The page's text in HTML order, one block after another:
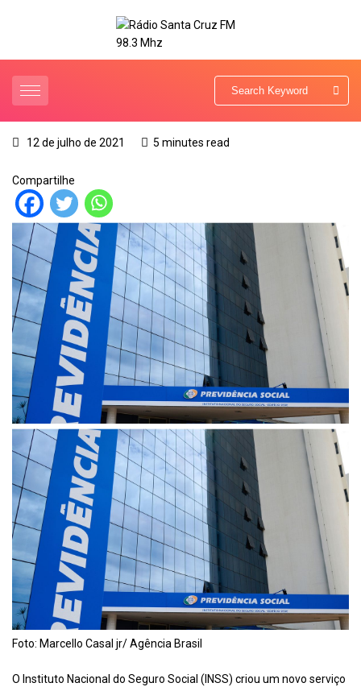
12 de julho de 2021 5 minutes read
Compartilhe
Foto: Marcello Casal jr/ Agência Brasil
O Instituto Nacional do Seguro Social (INSS) criou um novo serviço